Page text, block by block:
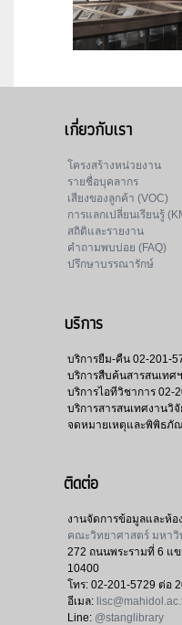
เกี่ยวกับเรา
โครงสร้างหน่วยงาน
รายชื่อบุคลากร
เสียงของลูกค้า (VOC)
การแลกเปลี่ยนเรียนรู้
สถิติและรายงาน
คำถามพบบ่อย (FAQ)
ปรึกษาบรรณารักษ์
บริการ
บริการยืม-คืน 02-201-
บริการสืบค้นสารสนเทศฯ
บริการไอทีวิชาการ 02-
บริการสารสนเทศงานวิจั
จดหมายเหตุและพิพิธภั
ติดต่อ
งานจัดการข้อมูลและห้
คณะวิทยาศาสตร์ มหา
272 ถนนพระรามที่ 6 แ
10400
โทร: 02-201-5729 ต่อ
อีเมล:
Line: @stanglibrary